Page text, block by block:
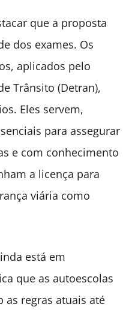
que a proposta
dos exames. Os
aplicados pelo
Trânsito (Detran),
Eles servem,
para assegurar
e com conhecimento
a licença para
viária como
está em
que as autoescolas
as regras atuais até